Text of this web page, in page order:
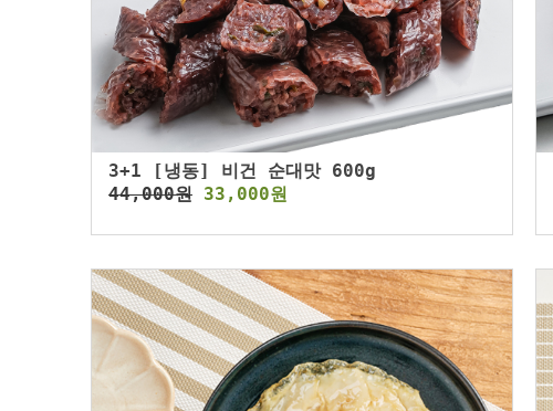
3+1 [냉동] 비건 순대맛 600g
44,000원 33,000원